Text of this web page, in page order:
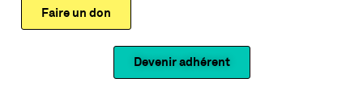
Faire un don
Devenir adhérent